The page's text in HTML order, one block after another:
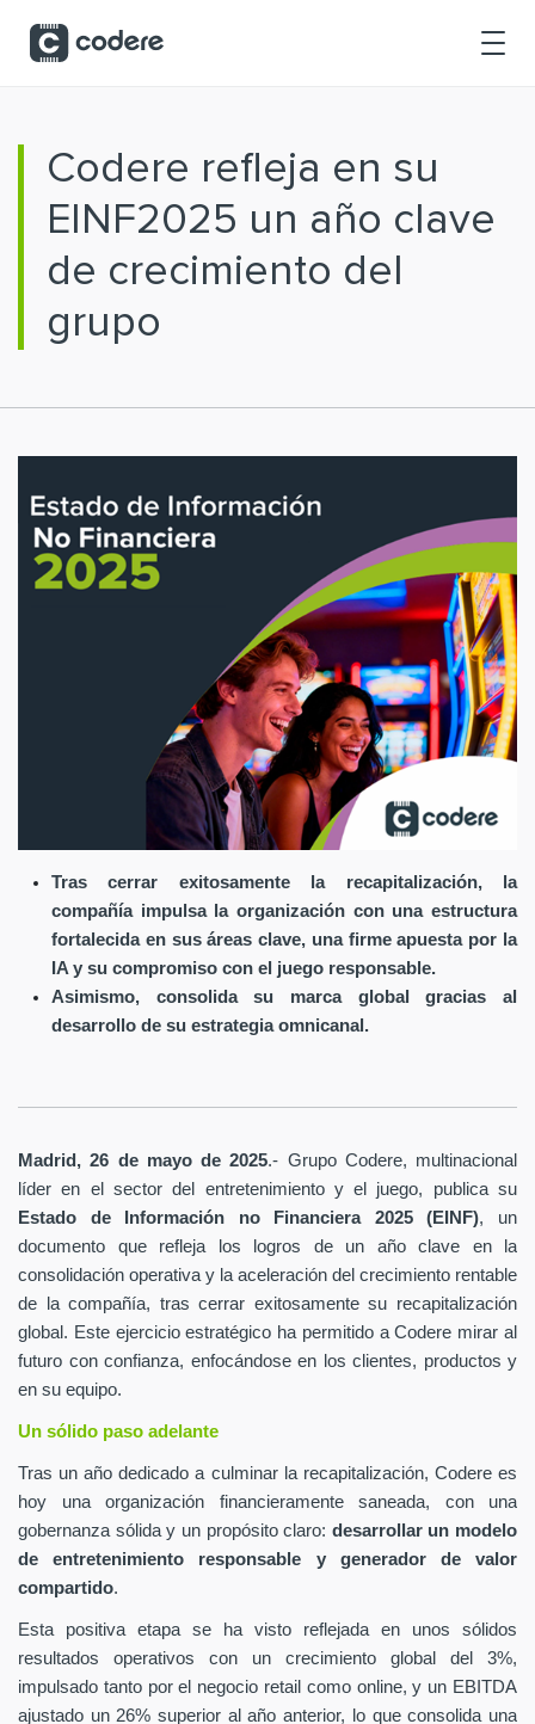
Codere refleja en su
EINF2025 un año clave
de crecimiento del
grupo
Tras cerrar exitosamente la recapitalización, la
compañía impulsa la organización con una estructura
fortalecida en sus áreas clave, una firme apuesta por la
IA y su compromiso con el juego responsable.
Asimismo, consolida su marca global gracias al
desarrollo de su estrategia omnicanal.
Madrid, 26 de mayo de 2025.- Grupo Codere, multinacional
líder en el sector del entretenimiento y el juego, publica su
Estado de Información no Financiera 2025 (EINF), un
documento que refleja los logros de un año clave en la
consolidación operativa y la aceleración del crecimiento rentable
de la compañía, tras cerrar exitosamente su recapitalización
global. Este ejercicio estratégico ha permitido a Codere mirar al
futuro con confianza, enfocándose en los clientes, productos y
en su equipo.
Un sólido paso adelante
Tras un año dedicado a culminar la recapitalización, Codere es
hoy una organización financieramente saneada, con una
gobernanza sólida y un propósito claro: desarrollar un modelo
de entretenimiento responsable y generador de valor
compartido.
Esta positiva etapa se ha visto reflejada en unos sólidos
resultados operativos con un crecimiento global del 3%,
impulsado tanto por el negocio retail como online, y un EBITDA
ajustado un 26% superior al año anterior, lo que consolida una